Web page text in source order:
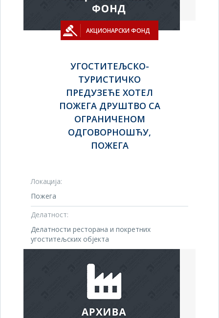
АКЦИОНАРСКИ ФОНД
УГОСТИТЕЉСКО-
ТУРИСТИЧКО
ПРЕДУЗЕЋЕ ХОТЕЛ
ПОЖЕГА ДРУШТВО СА
ОГРАНИЧЕНОМ
ОДГОВОРНОШЋУ,
ПОЖЕГА
Локација:
Пожега
Делатност:
Делатности ресторана и покретних
угоститељских објекта